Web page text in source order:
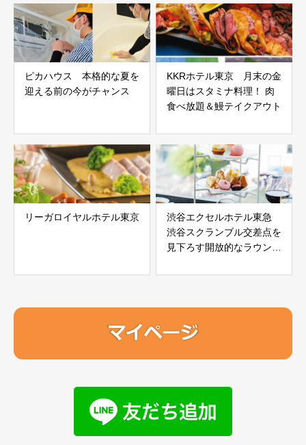
ピカハウス 本格的な夏を
迎える前の今がチャンス
KKRホテル東京 月末の金
曜日はスタミナ料理！ 肉
食べ放題＆鰻テイクアウト
リーガロイヤルホテル東京
渋谷エクセルホテル東急
渋谷スクランブル交差点を
見下ろす開放的なラウンジ